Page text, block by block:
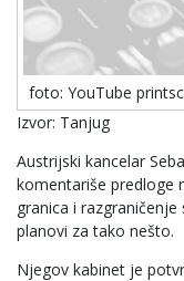
foto: YouTube
Izvor: Tanjug
Austrijski kancelar
komentariše predloge
granica i
planovi za tako nešto.
Njegov kabinet je